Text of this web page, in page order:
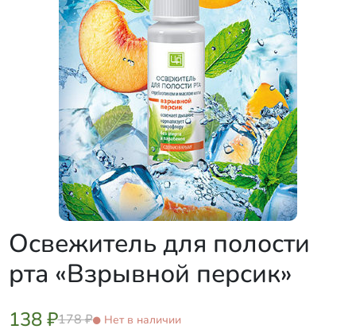
Освежитель для полости
рта «Взрывной персик»
138 ₽178 ₽ Нет в наличии